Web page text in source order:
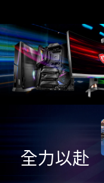
全力以赴